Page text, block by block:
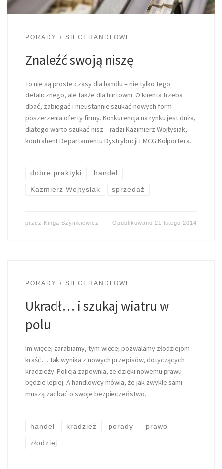
PORADY SIECI HANDLOWE
Znaleźć swoją niszę
To nie są proste czasy dla handlu – nie tylko tego
detalicznego, ale także dla hurtowni. O klienta trzeba
dbać, zabiegać i nieustannie szukać nowych form
poszerzenia oferty firmy. Konkurencja na rynku jest duża,
dlatego warto szukać nisz – radzi Kazimierz Wojtysiak,
kontrahent Departamentu Dystrybucji FMCG Kolportera.
dobre praktyki handel
Kazmierz Wojtysiak sprzedaż
przez Kinga Szymkiewicz Opublikowano 21 lutego 2014
PORADY SIECI HANDLOWE
Ukradł… i szukaj wiatru w
polu
Im więcej zarabiamy, tym więcej pozwalamy złodziejom
kraść… Tak wynika z nowych przepisów, dotyczących
kradzieży. Policja zapewnia, że dzięki nowemu prawu
będzie lepiej. A handlowcy mówią, że jak zwykle sami
muszą zadbać o swoje bezpieczeństwo.
handel kradzież porady prawo
złodziej